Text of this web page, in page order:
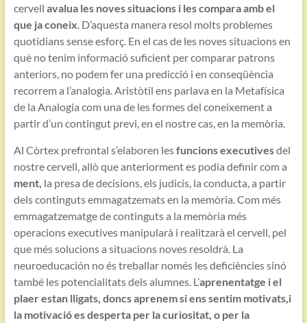
cervell avalua les noves situacions i les compara amb el
que ja coneix. D’aquesta manera resol molts problemes
quotidians sense esforç. En el cas de les noves situacions en
què no tenim informació suficient per comparar patrons
anteriors, no podem fer una predicció i en conseqüència
recorrem a l’analogia. Aristòtil ens parlava en la Metafísica
de la Analogia com una de les formes del coneixement a
partir d’un contingut previ, en el nostre cas, en la memòria.
Al Còrtex prefrontal s’elaboren lesfuncions executivesdel
nostre cervell, allò que anteriorment es podia definir com a
ment, la presa de decisions, els judicis, la conducta, a partir
dels continguts emmagatzemats en la memòria. Com més
emmagatzematge de continguts a la memòria més
operacions executives manipularà i realitzarà el cervell, pel
que més solucions a situacions noves resoldrà. La
neuroeducación no és treballar només les deficiències sinó
també les potencialitats dels alumnes. L’aprenentatge i el
plaer estan lligats, doncs aprenem si ens sentim motivats,i
la motivació es desperta per la curiositat, o per la